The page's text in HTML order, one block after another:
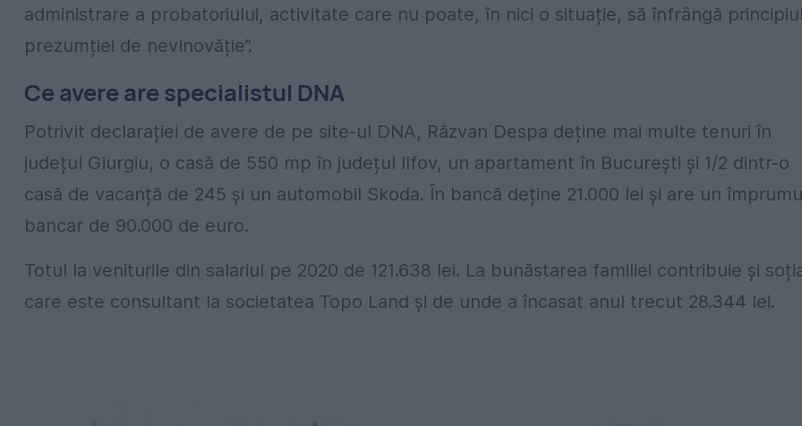
administrare a probatoriului, activitate care nu poate, în nici o situație, să înfrângă
prezumției de nevinovăție”.
Ce avere are specialistul DNA
Potrivit declarației de avere de pe site-ul DNA, Răzvan Despa deține mai multe tenuri în
județul Giurgiu, o casă de 550 mp în județul Ilfov, un apartament în București și 1/2 dintr-o
casă de vacanță de 245 și un automobil Skoda. În bancă deține 21.000 lei și are un
bancar de 90.000 de euro.
Totul la veniturile din salariul pe 2020 de 121.638 lei. La bunăstarea familiei contribuie și
care este consultant la societatea Topo Land și de unde a încasat anul trecut 28.344 lei.